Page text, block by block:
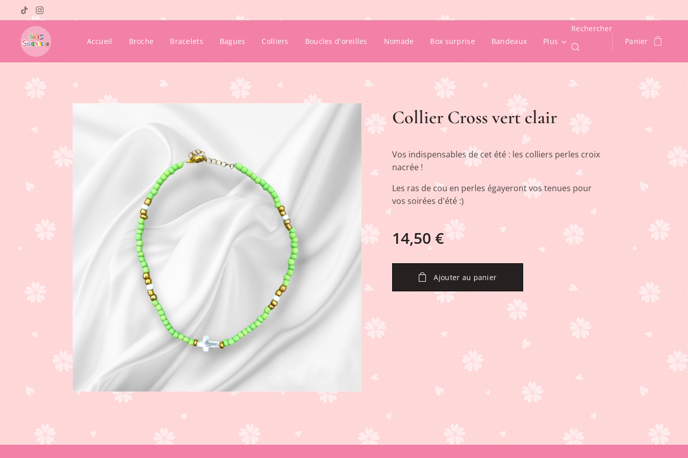
Accueil Broche Bracelets Bagues Colliers Boucles d'oreilles Nomade Box surprise Bandeaux Plus
Rechercher
Panier
Collier Cross vert clair
Vos indispensables de cet été : les colliers perles croix
nacrée !
Les ras de cou en perles égayeront vos tenues pour
vos soirées d'été :)
14,50 €
Ajouter au panier